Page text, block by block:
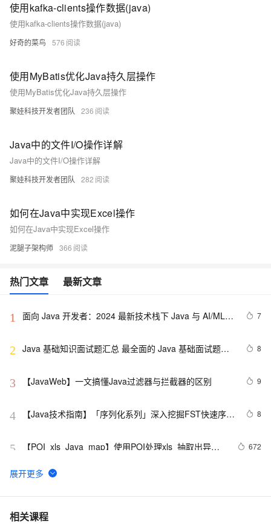
使用kafka-clients操作数据(java)
使用kafka-clients操作数据(java)
好奇的菜鸟 576
使用MyBatis优化Java持久层操作
使用MyBatis优化Java持久层操作
聚娃科技开发者团队 236
Java中的文件I/O操作详解
Java中的文件I/O操作详解
聚娃科技开发者团队 282
如何在Java中实现Excel操作
如何在Java中实现Excel操作
泥腿子架构师 366
热门文章 最新文章
1
面向 Java 开发者：2024 最新技术栈下 Java 与 AI/ML
7
2 Java 基础知识面试题汇总 最全面的 Java 基础面试题整
8
3 【JavaWeb】一文搞懂Java过滤器与拦截器的区别 9
4
【Java技术指南】「序列化系列」深入挖掘FST快速序列
8
5
【POI  xls  Java  map】使用POI处理xls  抽取出异常
高度
672
6 Java 注解 阐释 hibernate ORM
7 java 中的多线程   内部类实现 数据共享 和 Runnable实
相关课程